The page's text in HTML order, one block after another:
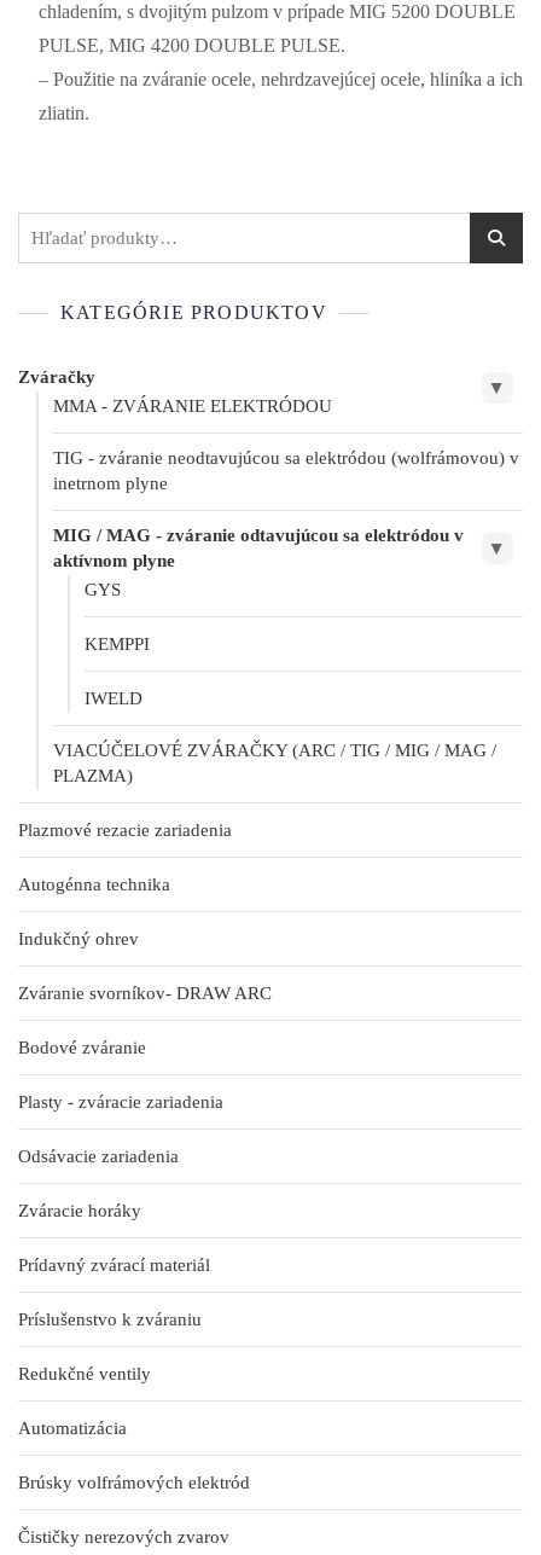
chladením, s dvojitým pulzom v prípade MIG 5200 DOUBLE
PULSE, MIG 4200 DOUBLE PULSE.
– Použitie na zváranie ocele, nehrdzavejúcej ocele, hliníka a ich
zliatin.
KATEGÓRIE PRODUKTOV
▶
Zváračky
MMA - ZVÁRANIE ELEKTRÓDOU
TIG - zváranie neodtavujúcou sa elektródou (wolfrámovou) v
inetrnom plyne
▶
MIG / MAG - zváranie odtavujúcou sa elektródou v
aktívnom plyne
GYS
KEMPPI
IWELD
VIACÚČELOVÉ ZVÁRAČKY (ARC / TIG / MIG / MAG /
PLAZMA)
Plazmové rezacie zariadenia
Autogénna technika
Indukčný ohrev
Zváranie svorníkov- DRAW ARC
Bodové zváranie
Plasty - zváracie zariadenia
Odsávacie zariadenia
Zváracie horáky
Prídavný zvárací materiál
Príslušenstvo k zváraniu
Redukčné ventily
Automatizácia
Brúsky volfrámových elektród
Čističky nerezových zvarov